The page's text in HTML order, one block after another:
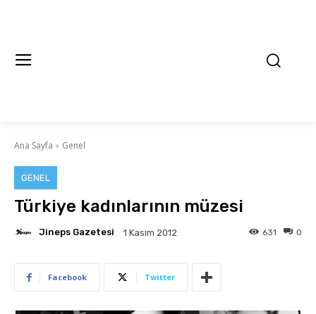
Ana Sayfa Genel
GENEL
Türkiye kadınlarının müzesi
Jineps Gazetesi 1 Kasım 2012 0
631
Facebook Twitter